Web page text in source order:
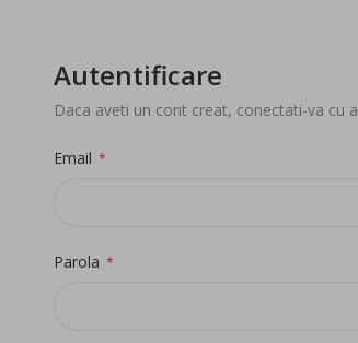
Autentificare
Daca aveti un cont creat, conectati-va cu
Email
Parola